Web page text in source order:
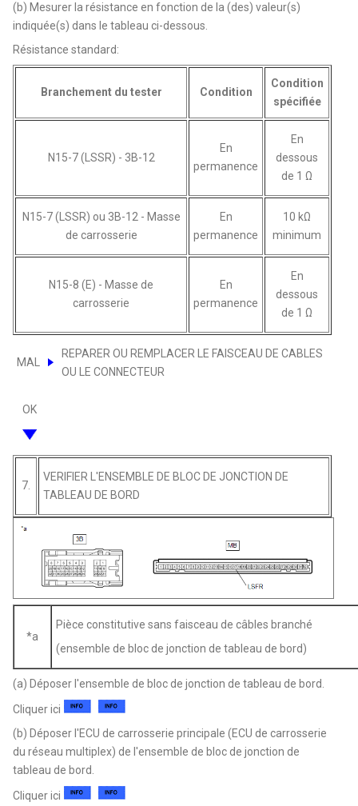
(b) Mesurer la résistance en fonction de la (des) valeur(s)
indiquée(s) dans le tableau ci-dessous.
Résistance standard:
Branchement du tester Condition
Condition
spécifiée
N15-7 (LSSR) - 3B-12
En
permanence
En
dessous
de 1 Ω
N15-7 (LSSR) ou 3B-12 - Masse
de carrosserie
En
permanence
10 kΩ
minimum
N15-8 (E) - Masse de
carrosserie
En
permanence
En
dessous
de 1 Ω
MAL
REPARER OU REMPLACER LE FAISCEAU DE CABLES
OU LE CONNECTEUR
OK
7.
VERIFIER L'ENSEMBLE DE BLOC DE JONCTION DE
TABLEAU DE BORD
*a
Pièce constitutive sans faisceau de câbles branché
(ensemble de bloc de jonction de tableau de bord)
(a) Déposer l'ensemble de bloc de jonction de tableau de bord.
Cliquer ici
(b) Déposer l'ECU de carrosserie principale (ECU de carrosserie
du réseau multiplex) de l'ensemble de bloc de jonction de
tableau de bord.
Cliquer ici